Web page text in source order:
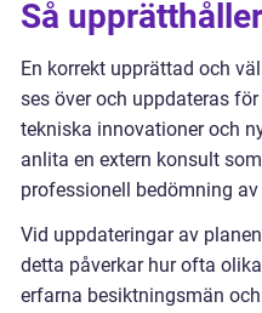
Så
En korrekt upprättad och
ses över och uppdateras
tekniska innovationer och
anlita en extern konsult
professionell bedömning
Vid uppdateringar av
detta påverkar hur ofta
erfarna besiktningsmän